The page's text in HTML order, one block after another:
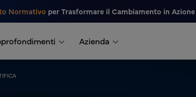
Normativo per Trasformare il Cambiamento in Azione
Azienda